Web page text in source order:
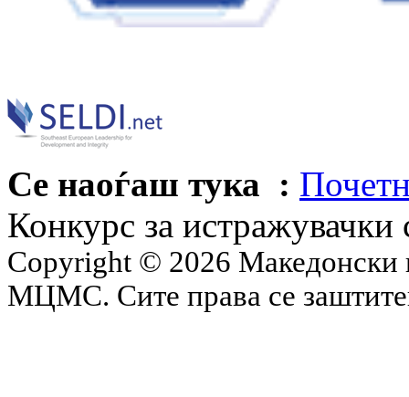
Се наоѓаш тука :
Конкурс за истражувачки
Copyright © 2026 Македонски
МЦМС. Сите права се